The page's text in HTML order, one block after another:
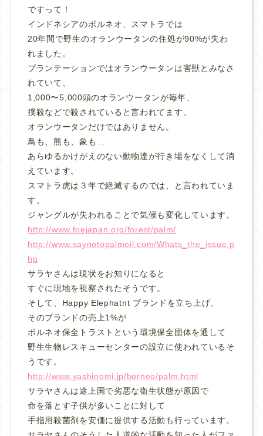
ですって！
インドネシアのボルネオ、スマトラでは
20年間で野生のオランウータンの住処が90%が失わ
れました。
プランテーションではオランウータンは害獣とみなさ
れていて、
1,000〜5,000頭のオランウータンが毎年、
撲殺などで殺されていると言われてます。
オランウータンだけではありません。
鳥も、熊も、象も…
あらゆるかけがえのない動物達が行き場をなくして消
えています。
スマトラ虎は３年で絶滅するのでは、と言われていま
す。
ジャングルが失われることで気候も変化しています。
http://www.foejapan.org/forest/palm/
http://www.saynotopalmoil.com/Whats_the_issue.p
hp
サラヤさんは現状をお知りになると
すぐに現地を視察されたそうです。
そして、Happy Elephatnt ブランドを立ち上げ、
そのブランドの売上1%が
ボルネオ保全トラストという環境保全団体を通して
野生生物レスキューセンターの設立に使われているそ
うです。
http://www.yashinomi.jp/borneo/palm.html
サラヤさんは途上国で劣悪な衛生状態が原因で
命を落とす子供が多いことに対して
手指用殺菌剤を安価に提供する活動も行っています。